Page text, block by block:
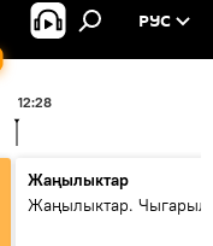
РУС
12:28
Жаңылыктар
Жаңылыктар.